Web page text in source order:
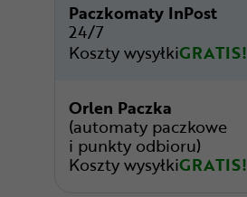
Paczkomaty InPost
24/7
Koszty wysyłkiGRATIS!
Orlen Paczka
(automaty paczkowe
i punkty odbioru)
Koszty wysyłkiGRATIS!